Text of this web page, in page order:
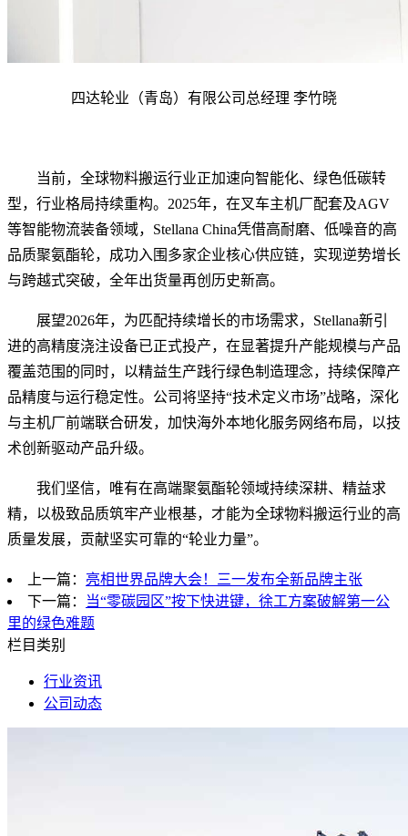
四达轮业（青岛）有限公司总经理 李竹晓
当前，全球物料搬运行业正加速向智能化、绿色低碳转
型，行业格局持续重构。2025年，在叉车主机厂配套及AGV
等智能物流装备领域，Stellana China凭借高耐磨、低噪音的高
品质聚氨酯轮，成功入围多家企业核心供应链，实现逆势增长
与跨越式突破，全年出货量再创历史新高。
展望2026年，为匹配持续增长的市场需求，Stellana新引
进的高精度浇注设备已正式投产，在显著提升产能规模与产品
覆盖范围的同时，以精益生产践行绿色制造理念，持续保障产
品精度与运行稳定性。公司将坚持“技术定义市场”战略，深化
与主机厂前端联合研发，加快海外本地化服务网络布局，以技
术创新驱动产品升级。
我们坚信，唯有在高端聚氨酯轮领域持续深耕、精益求
精，以极致品质筑牢产业根基，才能为全球物料搬运行业的高
质量发展，贡献坚实可靠的“轮业力量”。
上一篇： 亮相世界品牌大会！三一发布全新品牌主张
下一篇：
当“零碳园区”按下快进键，徐工方案破解第一公
里的绿色难题
栏目类别
行业资讯
公司动态